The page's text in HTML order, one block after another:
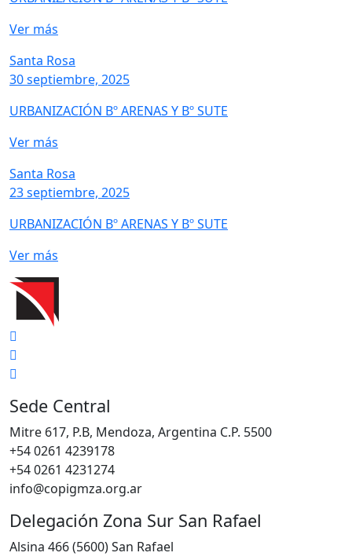
Ver más
Santa Rosa
30 septiembre, 2025
URBANIZACIÓN Bº ARENAS Y Bº SUTE
Ver más
Santa Rosa
23 septiembre, 2025
URBANIZACIÓN Bº ARENAS Y Bº SUTE
Ver más
Sede Central
Mitre 617, P.B, Mendoza, Argentina C.P. 5500
+54 0261 4239178
+54 0261 4231274
info@copigmza.org.ar
Delegación Zona Sur San Rafael
Alsina 466 (5600) San Rafael